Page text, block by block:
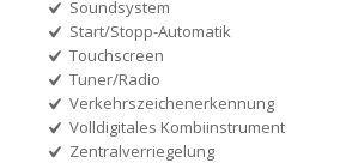
Soundsystem
Start/Stopp-Automatik
Touchscreen
Tuner/Radio
Verkehrszeichenerkennung
Volldigitales Kombiinstrument
Zentralverriegelung